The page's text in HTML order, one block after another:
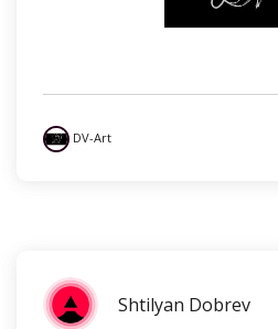
DV-Art
Shtilyan Dobrev